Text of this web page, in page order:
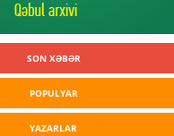
SON XƏBƏR
POPULYAR
YAZARLAR